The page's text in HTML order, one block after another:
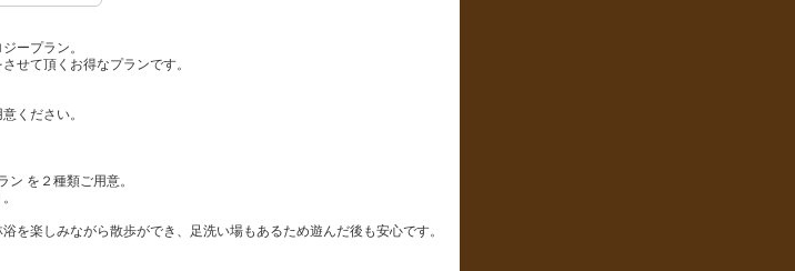
ープラン。
せて頂くお得なプランです。
ください。
を２種類ご用意。
を楽しみながら散歩ができ、足洗い場もあるため遊んだ後も安心です。